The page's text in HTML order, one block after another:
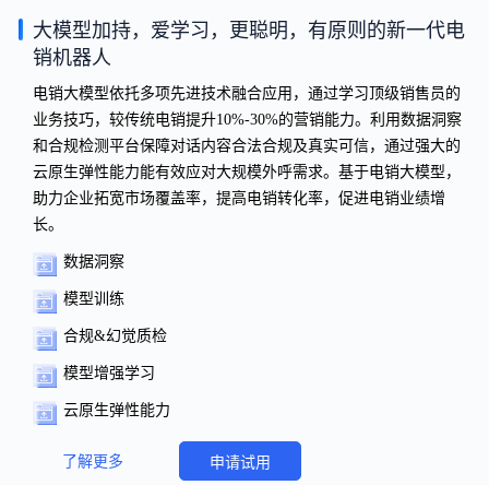
大模型加持，爱学习，更聪明，有原则的新一代电
销机器人
电销大模型依托多项先进技术融合应用，通过学习顶级销售员的
业务技巧，较传统电销提升10%-30%的营销能力。利用数据洞察
和合规检测平台保障对话内容合法合规及真实可信，通过强大的
云原生弹性能力能有效应对大规模外呼需求。基于电销大模型，
助力企业拓宽市场覆盖率，提高电销转化率，促进电销业绩增
长。
数据洞察
模型训练
合规&幻觉质检
模型增强学习
云原生弹性能力
了解更多 申请试用